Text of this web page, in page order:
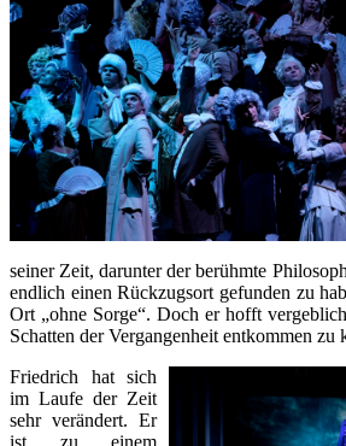
seiner Zeit, darunter der berühmte
endlich einen Rückzugsort gefunden zu
Ort „ohne Sorge“. Doch er hofft
Schatten der Vergangenheit entkommen zu
Friedrich hat sich
im Laufe der Zeit
sehr verändert. Er
ist zu einem